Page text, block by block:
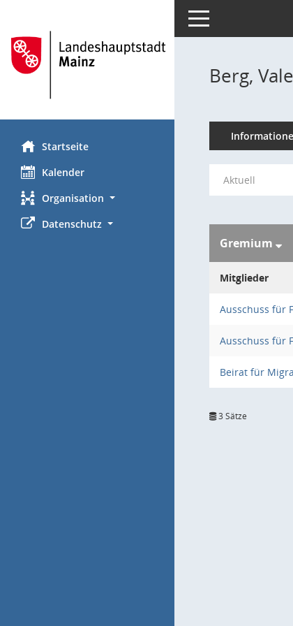
Startseite
Kalender
Organisation
Datenschutz
Toggle navigation
Berg,
Aktuell
Gremium
Mitglieder
Ausschuss für
Ausschuss für
Beirat für
3 Sätze